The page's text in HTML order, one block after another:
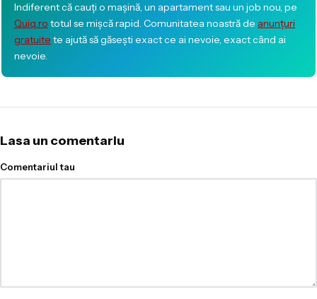
Indiferent că cauți o mașină, un apartament sau un job nou, pe
Quiq.ro totul se mișcă rapid. Comunitatea noastră de anunțuri
gratuite te ajută să găsești exact ce ai nevoie, exact când ai
nevoie.
Lasa un comentariu
Comentariul tau